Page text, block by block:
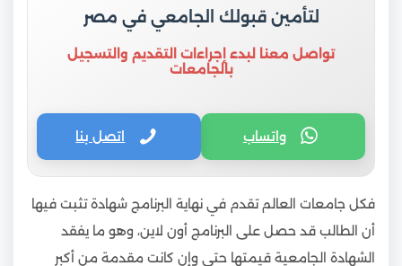
لتأمين قبولك الجامعي في مصر
تواصل معنا لبدء إجراءات التقديم والتسجيل
بالجامعات
واتساب اتصل بنا
فكل جامعات العالم تقدم في نهاية البرنامج شهادة تثبت فيها
أن الطالب قد حصل على البرنامج أون لاين، وهو ما يفقد
الشهادة الجامعية قيمتها حتى وإن كانت مقدمة من أكبر